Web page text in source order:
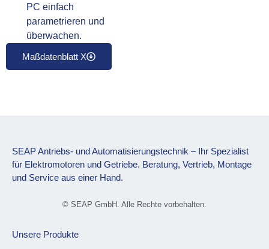
PC einfach
parametrieren und
überwachen.
Maßdatenblatt X
SEAP Antriebs- und Automatisierungstechnik – Ihr Spezialist
für Elektromotoren und Getriebe. Beratung, Vertrieb, Montage
und Service aus einer Hand.
© SEAP GmbH. Alle Rechte vorbehalten.
Unsere Produkte